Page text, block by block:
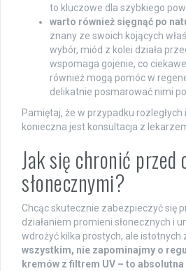
to kluczowe dla szybkiego
warto również sięgnąć po
znany ze swoich kojących
wybór, miód z kolei działa
wspomaga gojenie, co
również mogą pomóc w
delikatnie posmarować nimi
Pamiętaj, że w przypadku
konieczna jest konsultacja z
Jak się chronić przed
słonecznymi?
Chcąc skutecznie zabezpieczyć się
działaniem promieni słonecznych i
wdrożyć kilka prostych, ale istotnych
wszystkim, nie zapominajmy o
kremów z filtrem UV – to